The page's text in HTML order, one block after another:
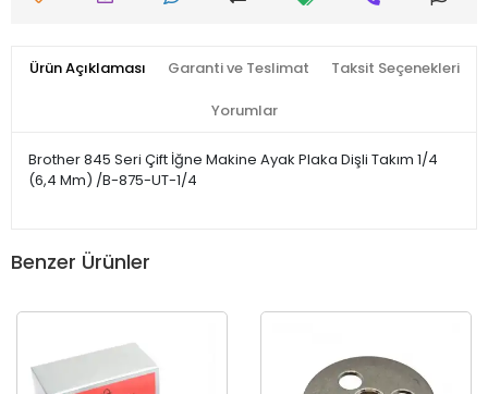
Ürün Açıklaması Garanti ve Teslimat Taksit Seçenekleri
Yorumlar
Brother 845 Seri Çift İğne Makine Ayak Plaka Dişli Takım 1/4
(6,4 Mm) /B-875-UT-1/4
Benzer Ürünler